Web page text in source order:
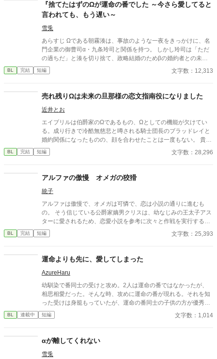
『捨てたはずのΩが運命の番でした ～今さら愛してると
言われても、もう遅い～
雪兎
あらすじ Ωである朝霧湊は、事故のような一夜をきっかけに、名
門企業の御曹司α・九条玲司と関係を持つ。 しかし玲司は「ただ
の過ちだ」と湊を切り捨て、政略結婚のためβの婚約者との未来
を選んだ。 深く傷ついた湊は、彼の前から姿を消す。 数か月後―
―。 湊の身体は、これまで誰も知らなかった希少な『遅咲きΩ』
たと知る。 「戻ってきてくれ」 今さら必死に追いかけてくる玲
司。 だが湊の隣には、自分を支え続けてくれた医師のα・神崎伊
織がいた。 「あなたは俺を捨てたでしょう」 後悔に苦しむα、執
着する第二のα、そして希少Ωを巡る陰謀。 もう二度と傷つきた
くないΩが最後に選ぶ相手とは――。 捨てた側の後悔と執着が加
速する、すれ違いオメガバースBL。
BL 完結 短編 文字数：12,313
売れ残りΩは未来の旦那様の恋文指南役になりました
近井とお
エイブリルは伯爵家のΩであるもの、Ωとしての機能が欠けてい
る。成り行きで冷酷無慈悲と噂される騎士団長のブラッドレイと
婚約関係になったものの、顔を合わせたことは一度もない。 貴族
の間では婚姻関係を築く際に恋文を送りあう文化がある。その執
筆の手伝いを仕事にしているエイブリルだったが、ある日依頼者
で……。 堅物α騎士団長×強気Ω恋文手伝い ＊ 短編です。書き終
わっているので、約一週間毎日１９時に投稿します。
BL 完結 短編 文字数：28,296
アルファの傲慢 オメガの狡猾
統子
アルファは傲慢で、オメガは可憐で、恋は小説の通りに進むも
の。 そう信じている公爵家嫡男クリスは、幼なじみの王太子アス
ターに愛されるため、恋愛小説を参考に次々と作戦を実行する。
病弱なふりをしてみたり、嫉妬させようとしたり、健気に身を引
こうとしたり。 けれど、どの作戦もアスターにはあっさり見抜か
誰よりよく見ているアスター。 恋愛小説を信じる少し狡猾なオメ
ガと、すべてお見通しの傲慢なアルファが繰り広げる、すれ違わ
ない幼なじみラブコメディ。
BL 完結 短編 文字数：25,393
運命よりも先に、愛してしまった
AzureHaru
幼馴染で番同士の受けと攻め。2人は運命の番ではなかったが、
相思相愛だった。そんな時、攻めに運命の番が現れる。それを知
った受けは身籠もっていたが、運命の番同士の子供の方が優秀な
者が生まれることも知っており、身を引く事を決め姿を消す。 し
かし、攻めと運命の番の相手にはそれぞれに別の愛する人がいる
ていけたらと話し合ってわかれた。 その後、攻めは受けが勘違い
していなくなってしまったことを両親達から聞かされるのであっ
た。
BL 連載中 短編 文字数：1,014
αが離してくれない
雪兎